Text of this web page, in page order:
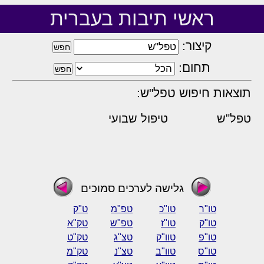
ראשי תיבות בעברית
קיצור:
תחום:
תוצאות חיפוש טפל"ש:
טפל"ש טיפול שבועי
גלישה לערכים סמוכים
טו"ר טו"כ טפ"מ
ט"ק
טו"ק
טו"ז טפ"ש
טק"א
טו"פ
טוו"ק טצ"ג
טק"ט
טו"ס
טוו"ב טצ"נ
טק"מ